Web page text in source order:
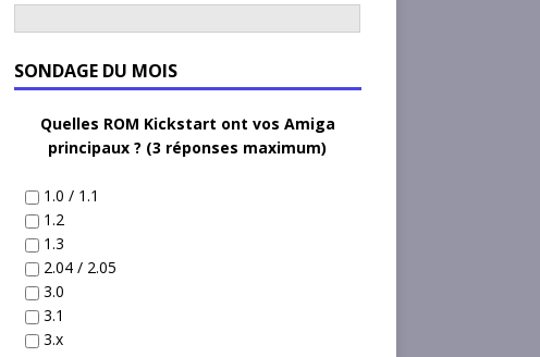
SONDAGE DU MOIS
Quelles ROM Kickstart ont vos Amiga
principaux ? (3 réponses maximum)
1.0 / 1.1
1.2
1.3
2.04 / 2.05
3.0
3.1
3.x